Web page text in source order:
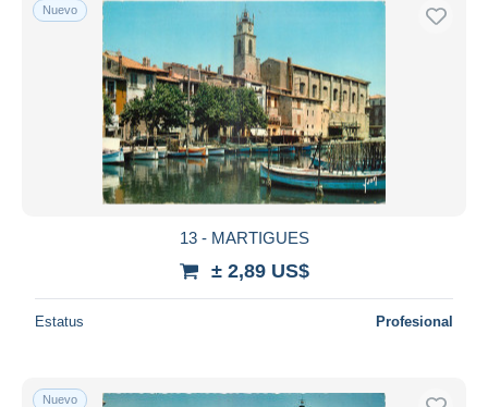
Nuevo
13 - MARTIGUES
± 2,89 US$
Estatus Profesional
Nuevo